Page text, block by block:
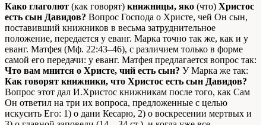
Како глаголют (как говорят) книжницы, яко (что) Христос
есть сын Давидов? Вопрос Господа о Христе, чей Он сын,
поставивший книжников в весьма затруднительное
положение, передается у еванг. Марка точно так же, как и у
еванг. Матфея (Мф. 22:43–46), с различием только в форме
самой его передачи: у еванг. Матфея предлагается вопрос так:
Что вам мнится о Христе, чий есть сын? У Марка же так:
Как говорят книжники, что Христос есть сын Давидов?
Вопрос этот дал И.Христос книжникам после того, как Сам
Он ответил на три их вопроса, предложенные с целью
искусить Его: 1) о дани Кесарю, 2) о воскресении мертвых и